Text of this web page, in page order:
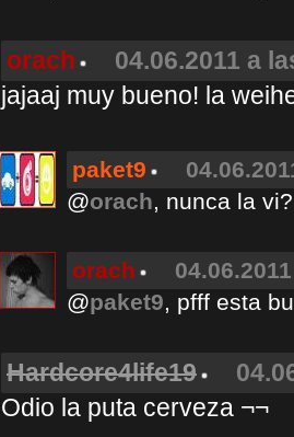
orach
04.06.2011 a
jajaaj muy bueno! la
paket9
@orach, nunca la
orach
@paket9, pfff esta
Hardcore4life19
Odio la puta cerveza ¬¬